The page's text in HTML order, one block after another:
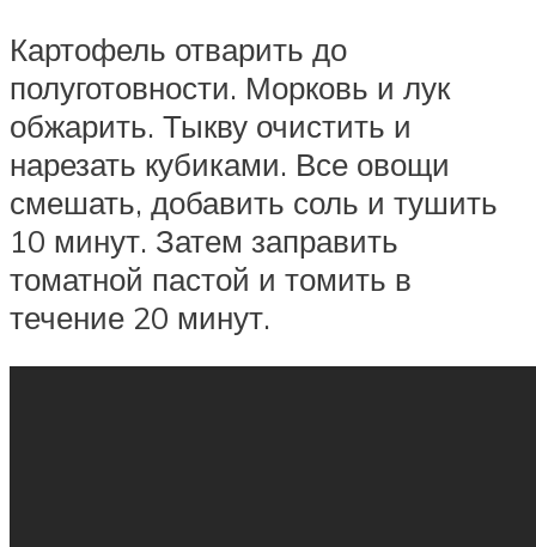
Картофель отварить до
полуготовности. Морковь и лук
обжарить. Тыкву очистить и
нарезать кубиками. Все овощи
смешать, добавить соль и тушить
10 минут. Затем заправить
томатной пастой и томить в
течение 20 минут.